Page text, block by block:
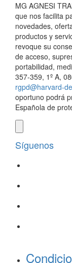
MG AGNESI
que nos facilita
novedades,
productos y
revoque su
de acceso,
portabilidad,
357-359, 1º A,
rgpd@harvard-
oportuno podrá
Española de
Síguenos